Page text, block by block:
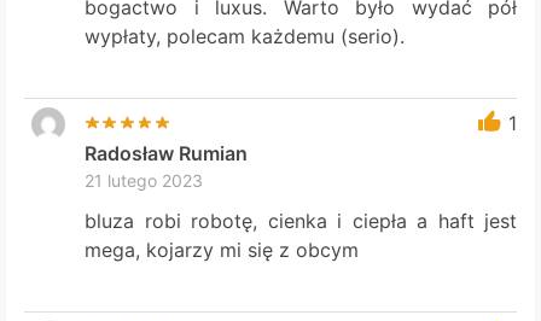
bogactwo i luxus. Warto było wydać pół
wypłaty, polecam każdemu (serio).
1
Radosław Rumian
21 lutego 2023
bluza robi robotę, cienka i ciepła a haft jest
mega, kojarzy mi się z obcym